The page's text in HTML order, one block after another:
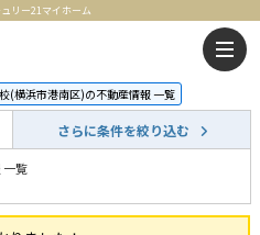
リー21マイホーム
(横浜市港南区)の不動産情報 一覧
さらに条件を絞り込む
覧